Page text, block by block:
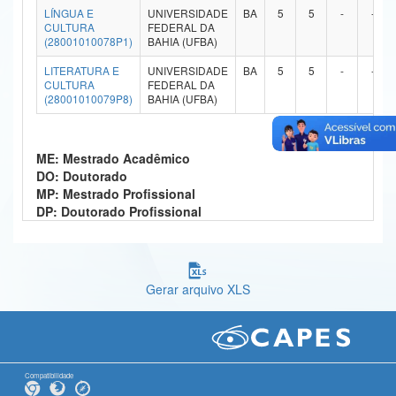
Ministério da Ciência, Tecnologia, Inovações e Comunicações
Ministério do Meio Ambiente
Ministério do Turismo
Controladoria-Geral da União
Ministério da Mulher, da Família e dos Direitos Humanos
Banco Central do Brasil
LÍNGUA E
CULTURA
(28001010078P1)
UNIVERSIDADE
FEDERAL DA
BAHIA (UFBA)
BA 5 5 - -
LITERATURA E
CULTURA
(28001010079P8)
UNIVERSIDADE
FEDERAL DA
BAHIA (UFBA)
BA 5 5 - -
ME: Mestrado Acadêmico
DO: Doutorado
MP: Mestrado Profissional
DP: Doutorado Profissional
Gerar arquivo XLS
Compatibilidade